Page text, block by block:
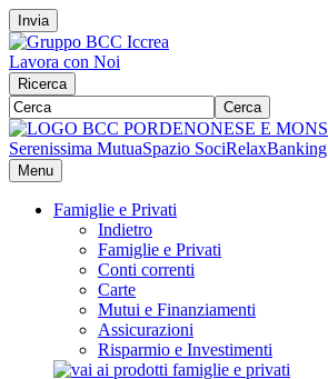
Invia
Lavora con Noi
Ricerca
Cerca
Serenissima MutuaSpazio SociRelaxBanking
Menu
Famiglie e Privati
Indietro
Famiglie e Privati
Conti correnti
Carte
Mutui e Finanziamenti
Assicurazioni
Risparmio e Investimenti